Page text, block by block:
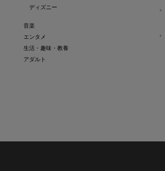
ディズニー
音楽
エンタメ
生活・趣味・教養
アダルト